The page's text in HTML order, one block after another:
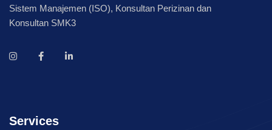
Sistem Manajemen (ISO), Konsultan Perizinan dan
Konsultan SMK3
Services